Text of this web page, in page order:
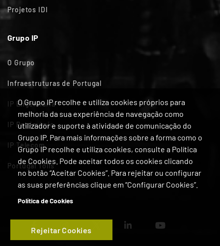
O Grupo IP recolhe e utiliza cookies próprios para
melhoria da sua experiência de navegação como
utilizador e suporte à atividade de comunicação do
Grupo IP. Para mais informações sobre a forma como o
Grupo IP recolhe e utiliza cookies, consulte a Política
de Cookies. Pode aceitar todos os cookies clicando
no botão “Aceitar Cookies”. Para rejeitar ou configurar
as suas preferências clique em “Configurar Cookies”.
Política de Cookies
Rejeitar Cookies
Projetos IDI
Grupo IP
O Grupo
Infraestruturas de Portugal
IP Engenharia
IP Património
IP Telecom
Portugal Tolls